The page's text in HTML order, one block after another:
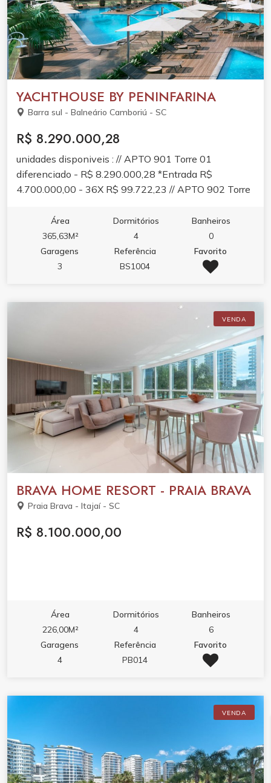
YACHTHOUSE BY PENINFARINA
Barra sul - Balneário Camboriú - SC
R$ 8.290.000,28
unidades disponiveis : // APTO 901 Torre 01
diferenciado - R$ 8.290.000,28 *Entrada R$
4.700.000,00 - 36X R$ 99.722,23 // APTO 902 Torre
4.700.000,00 - 36X R$ 105.277,78 // APTO 1602
Torre 01 decorado - R$ 8.690.000,24 *Entrada R$
4.700.000,00 - 36X R$ 110.833,34 // APTO 902
Torre 02 diferenciado - R$ 8.290.00,28 *Entrada R$
Área
365,63M²
Dormitórios
4
Banheiros
0
Garagens
3
Referência
BS1004
Favorito
VENDA
BRAVA HOME RESORT - PRAIA BRAVA
Praia Brava - Itajaí - SC
R$ 8.100.000,00
Área
226,00M²
Dormitórios
4
Banheiros
6
Garagens
4
Referência
PB014
Favorito
VENDA